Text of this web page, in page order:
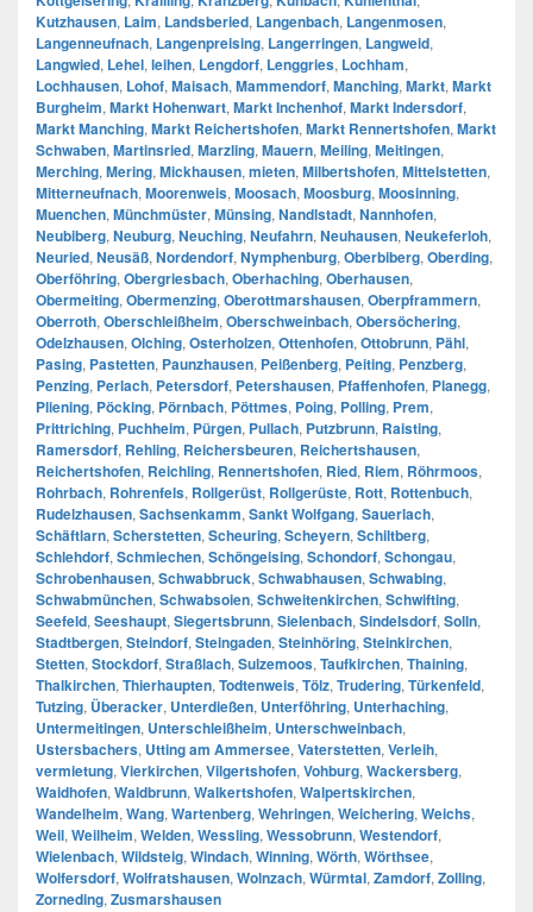
Kutzhausen, Laim, Landsberied, Langenbach, Langenmosen,
Langenneufnach, Langenpreising, Langerringen, Langweid,
Langwied, Lehel, leihen, Lengdorf, Lenggries, Lochham,
Lochhausen, Lohof, Maisach, Mammendorf, Manching, Markt, Markt
Burgheim, Markt Hohenwart, Markt Inchenhof, Markt Indersdorf,
Markt Manching, Markt Reichertshofen, Markt Rennertshofen, Markt
Schwaben, Martinsried, Marzling, Mauern, Meiling, Meitingen,
Merching, Mering, Mickhausen, mieten, Milbertshofen, Mittelstetten,
Mitterneufnach, Moorenweis, Moosach, Moosburg, Moosinning,
Muenchen, Münchmüster, Münsing, Nandlstadt, Nannhofen,
Neubiberg, Neuburg, Neuching, Neufahrn, Neuhausen, Neukeferloh,
Neuried, Neusäß, Nordendorf, Nymphenburg, Oberbiberg, Oberding,
Oberföhring, Obergriesbach, Oberhaching, Oberhausen,
Obermeiting, Obermenzing, Oberottmarshausen, Oberpframmern,
Oberroth, Oberschleißheim, Oberschweinbach, Obersöchering,
Odelzhausen, Olching, Osterholzen, Ottenhofen, Ottobrunn, Pähl,
Pasing, Pastetten, Paunzhausen, Peißenberg, Peiting, Penzberg,
Penzing, Perlach, Petersdorf, Petershausen, Pfaffenhofen, Planegg,
Pliening, Pöcking, Pörnbach, Pöttmes, Poing, Polling, Prem,
Prittriching, Puchheim, Pürgen, Pullach, Putzbrunn, Raisting,
Ramersdorf, Rehling, Reichersbeuren, Reichertshausen,
Reichertshofen, Reichling, Rennertshofen, Ried, Riem, Röhrmoos,
Rohrbach, Rohrenfels, Rollgerüst, Rollgerüste, Rott, Rottenbuch,
Rudelzhausen, Sachsenkamm, Sankt Wolfgang, Sauerlach,
Schäftlarn, Scherstetten, Scheuring, Scheyern, Schiltberg,
Schlehdorf, Schmiechen, Schöngeising, Schondorf, Schongau,
Schrobenhausen, Schwabbruck, Schwabhausen, Schwabing,
Schwabmünchen, Schwabsoien, Schweitenkirchen, Schwifting,
Seefeld, Seeshaupt, Siegertsbrunn, Sielenbach, Sindelsdorf, Solln,
Stadtbergen, Steindorf, Steingaden, Steinhöring, Steinkirchen,
Stetten, Stockdorf, Straßlach, Sulzemoos, Taufkirchen, Thaining,
Thalkirchen, Thierhaupten, Todtenweis, Tölz, Trudering, Türkenfeld,
Tutzing, Überacker, Unterdießen, Unterföhring, Unterhaching,
Untermeitingen, Unterschleißheim, Unterschweinbach,
Ustersbachers, Utting am Ammersee, Vaterstetten, Verleih,
vermietung, Vierkirchen, Vilgertshofen, Vohburg, Wackersberg,
Waidhofen, Waldbrunn, Walkertshofen, Walpertskirchen,
Wandelheim, Wang, Wartenberg, Wehringen, Weichering, Weichs,
Weil, Weilheim, Welden, Wessling, Wessobrunn, Westendorf,
Wielenbach, Wildsteig, Windach, Winning, Wörth, Wörthsee,
Wolfersdorf, Wolfratshausen, Wolnzach, Würmtal, Zamdorf, Zolling,
Zorneding, Zusmarshausen